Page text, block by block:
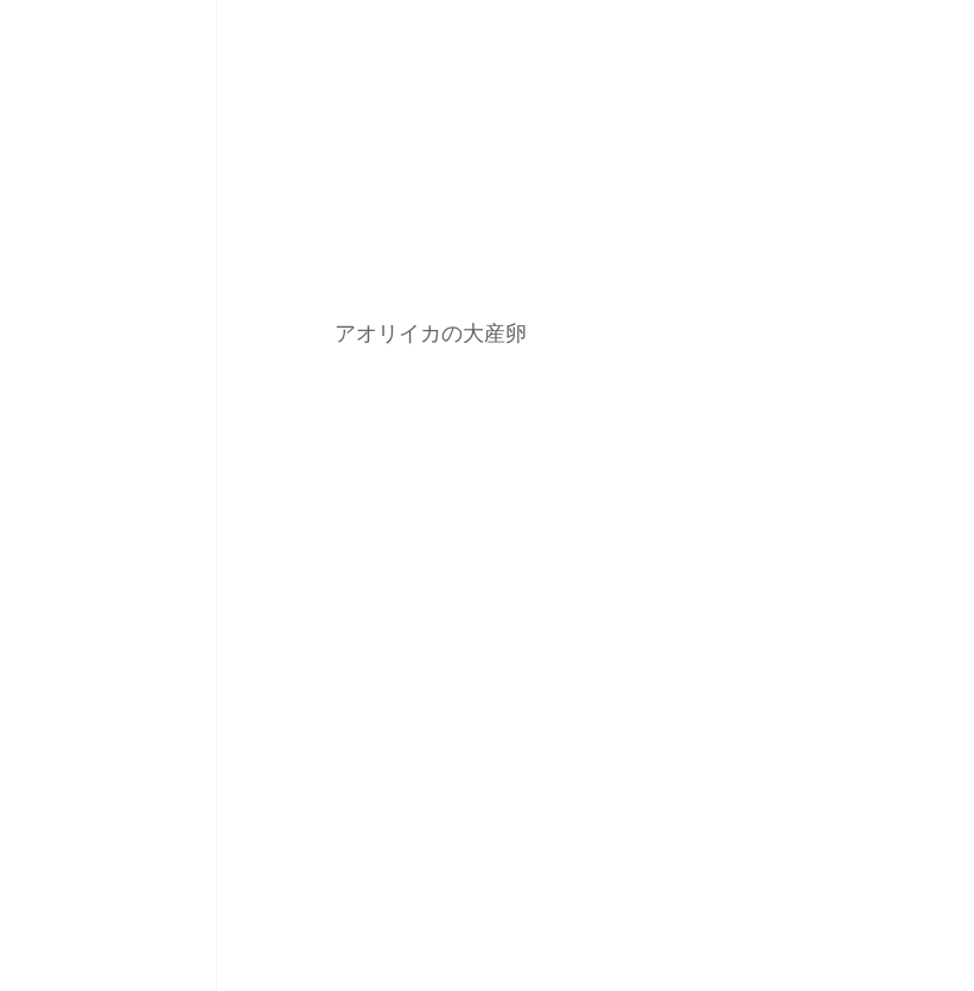
アオリイカの大産卵